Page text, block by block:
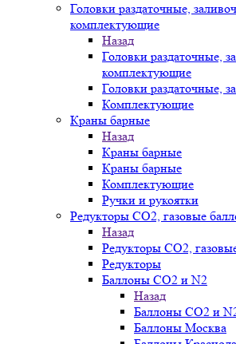
Головки раздаточные,
комплектующие
Назад
Головки раздаточные,
комплектующие
Головки раздаточные,
Комплектующие
Краны барные
Назад
Краны барные
Краны барные
Комплектующие
Ручки и рукоятки
Редукторы СО2, газовые
Назад
Редукторы СО2,
Редукторы
Баллоны СО2 и N2
Назад
Баллоны СО2 и
Баллоны Москва